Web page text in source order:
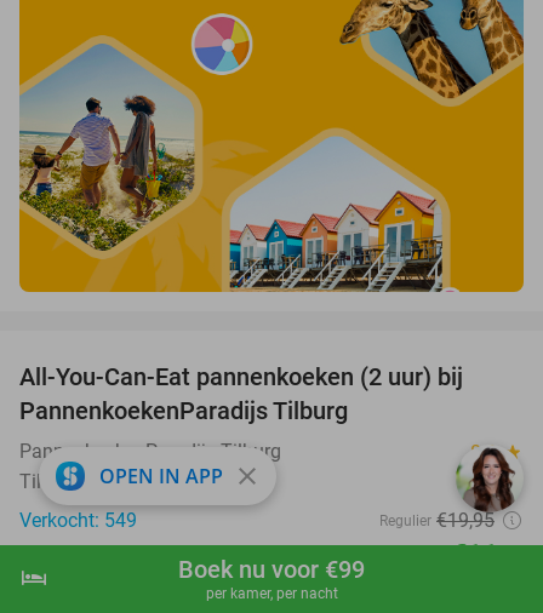
shopping_cart Boek nu
hotel Boek nu voor €99
per kamer, per nacht
All-You-Can-Eat pannenkoeken (2 uur) bij
PannenkoekenParadijs Tilburg
PannenkoekenParadijs Tilburg 8.9star
Tilburg
Verkocht: 549
Regulier €19,95
€11
OPEN IN APP close